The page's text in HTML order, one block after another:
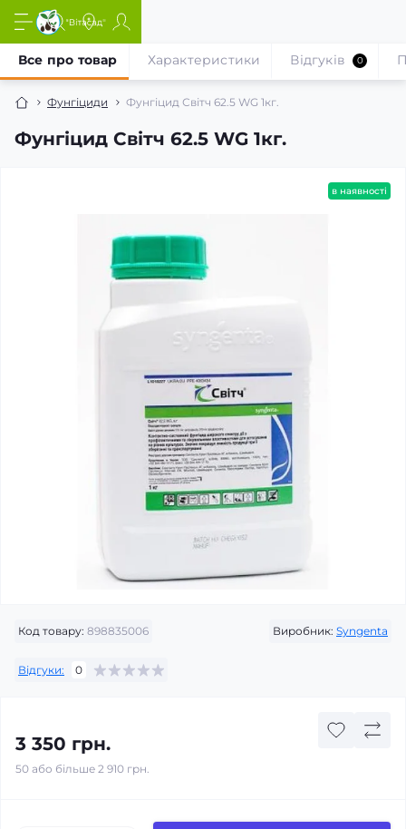
Фунгіциди Фунгіцид Світч 62.5 WG 1кг.
Фунгіцид Світч 62.5 WG 1кг.
Все про товар Характеристики Відгуків 0
в наявності
Код товару: 898835006 Виробник: Syngenta
Відгуки: 0
3 350 грн.
50 або більше 2 910 грн.